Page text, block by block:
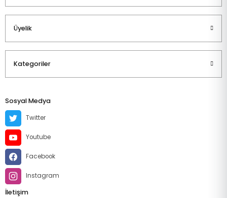
Üyelik
Kategoriler
Sosyal Medya
Twitter
Youtube
Facebook
Instagram
İletişim